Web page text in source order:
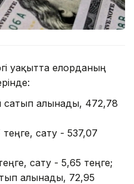
уақытта елорданың
сатып алынады, 472,78
сату - 537,07
сату - 5,65 теңге;
алынады, 72,95